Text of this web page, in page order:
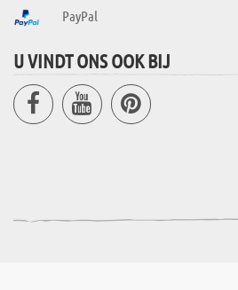
PayPal
U VINDT ONS OOK BIJ